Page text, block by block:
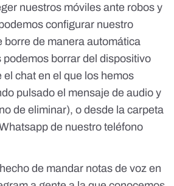
nuestros móviles ante robos y
configurar nuestro
borre de manera automática
podemos borrar del dispositivo
el chat en el que los hemos
pulsado el mensaje de audio y
de eliminar), o desde la carpeta
de nuestro teléfono
de mandar notas de voz en